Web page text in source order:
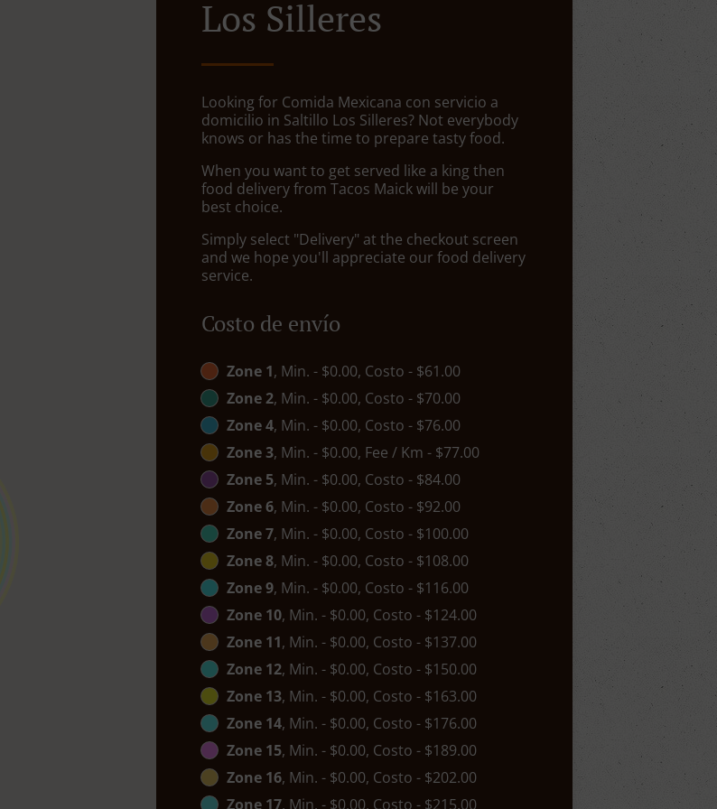
Los Silleres
Looking for Comida Mexicana con servicio a
domicilio in Saltillo Los Silleres? Not everybody
knows or has the time to prepare tasty food.
When you want to get served like a king then
food delivery from Tacos Maick will be your
best choice.
Simply select "Delivery" at the checkout screen
and we hope you'll appreciate our food delivery
service.
Costo de envío
Zone 1, Min. - $0.00, Costo - $61.00
Zone 2, Min. - $0.00, Costo - $70.00
Zone 4, Min. - $0.00, Costo - $76.00
Zone 3, Min. - $0.00, Fee / Km - $77.00
Zone 5, Min. - $0.00, Costo - $84.00
Zone 6, Min. - $0.00, Costo - $92.00
Zone 7, Min. - $0.00, Costo - $100.00
Zone 8, Min. - $0.00, Costo - $108.00
Zone 9, Min. - $0.00, Costo - $116.00
Zone 10, Min. - $0.00, Costo - $124.00
Zone 11, Min. - $0.00, Costo - $137.00
Zone 12, Min. - $0.00, Costo - $150.00
Zone 13, Min. - $0.00, Costo - $163.00
Zone 14, Min. - $0.00, Costo - $176.00
Zone 15, Min. - $0.00, Costo - $189.00
Zone 16, Min. - $0.00, Costo - $202.00
Zone 17, Min. - $0.00, Costo - $215.00